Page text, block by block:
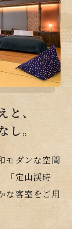
、
。
モダンな空間
「定山渓時
な客室をご用